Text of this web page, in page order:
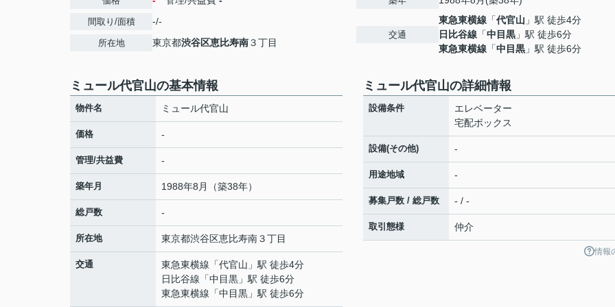
間取り/面積 -/-
所在地 東京都渋谷区恵比寿南３丁目
交通
東急東横線 「代官山 」駅 徒歩4分
日比谷線 「中目黒 」駅 徒歩6分
東急東横線 「中目黒 」駅 徒歩6分
ミュール代官山の基本情報
物件名 ミュール代官山
価格 -
管理/共益費 -
築年月 1988年8月（築38年）
総戸数 -
所在地 東京都渋谷区恵比寿南３丁目
交通 東急東横線 「代官山 」駅 徒歩4分
日比谷線 「中目黒 」駅 徒歩6分
東急東横線 「中目黒 」駅 徒歩6分
ミュール代官山の詳細情報
設備条件
エレベーター
宅配ボックス
設備(その他) -
用途地域 -
募集戸数 / 総戸数 - / -
取引態様 仲介
情報